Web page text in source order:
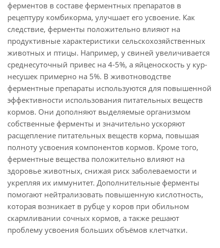
ферментов в составе ферментных препаратов в
рецептуру комбикорма, улучшает его усвоение. Как
следствие, ферменты положительно влияют на
продуктивные характеристики сельскохозяйственных
животных и птицы. Например, у свиней увеличивается
среднесуточный привес на 4-5%, а яйценоскость у кур-
несушек примерно на 5%. В животноводстве
ферментные препараты используются для повышенной
эффективности использования питательных веществ
кормов. Они дополняют выделяемые организмом
собственные ферменты и значительно ускоряют
расщепление питательных веществ корма, повышая
полноту усвоения компонентов кормов. Кроме того,
ферментные вещества положительно влияют на
здоровье животных, снижая риск заболеваемости и
укрепляя их иммунитет. Дополнительные ферменты
помогают нейтрализовать повышенную кислотность,
которая возникает в рубце у коров при обильном
скармливании сочных кормов, а также решают
проблему усвоения больших объёмов клетчатки.